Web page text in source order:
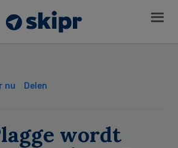
nu Delen
wordt